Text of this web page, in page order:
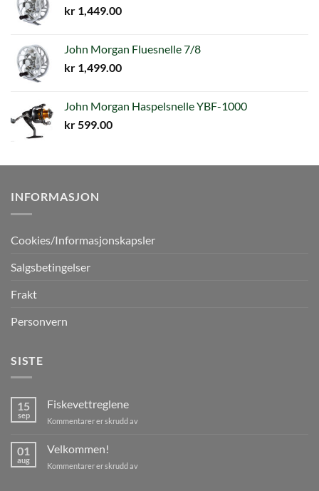
kr 1,449.00
John Morgan Fluesnelle 7/8
kr 1,499.00
John Morgan Haspelsnelle YBF-1000
kr599.00
INFORMASJON
Cookies/Informasjonskapsler
Salgsbetingelser
Frakt
Personvern
SISTE
15
sep
Fiskevettreglene
Kommentarer er skrudd avfor
01
aug
Velkommen!
Kommentarer er skrudd avfor